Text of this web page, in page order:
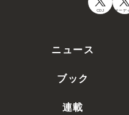
CDJ オーデ
ニュース
ブック
連載